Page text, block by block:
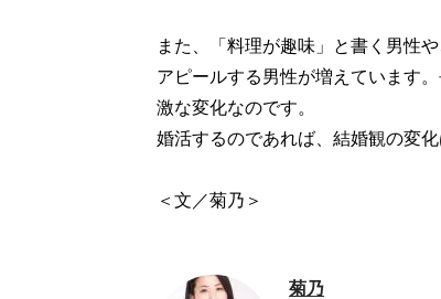
また、「料理が趣味」と書く男性
アピールする男性が増えています
激な変化なのです。
婚活するのであれば、結婚観の変
＜文／菊乃＞
菊乃